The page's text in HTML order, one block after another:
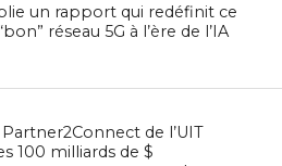
un rapport qui redéfinit ce
réseau 5G à l’ère de l’IA
Partner2Connect de l’UIT
100 milliards de $